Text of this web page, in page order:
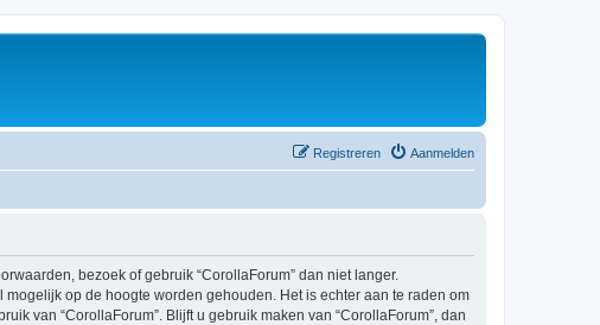
Aanmelden
Registreren
bezoek of gebruik “CorollaForum” dan niet langer.
op de hoogte worden gehouden. Het is echter aan te raden om
van “CorollaForum”. Blijft u gebruik maken van “CorollaForum”, dan